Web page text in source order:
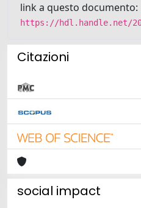
link a questo documento:
https://hdl.handle.net/
Citazioni
social impact